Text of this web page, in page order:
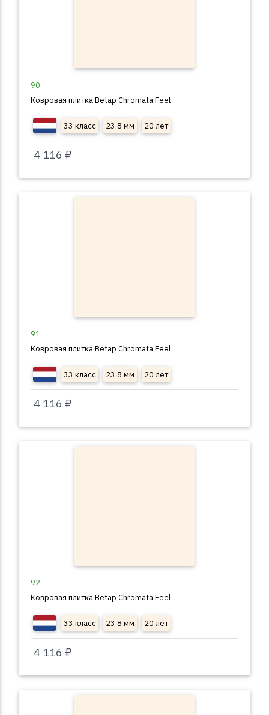
90
Ковровая плитка Betap Chromata Feel
33 класс 23.8 мм 20 лет
4 116 ₽
91
Ковровая плитка Betap Chromata Feel
33 класс 23.8 мм 20 лет
4 116 ₽
92
Ковровая плитка Betap Chromata Feel
33 класс 23.8 мм 20 лет
4 116 ₽